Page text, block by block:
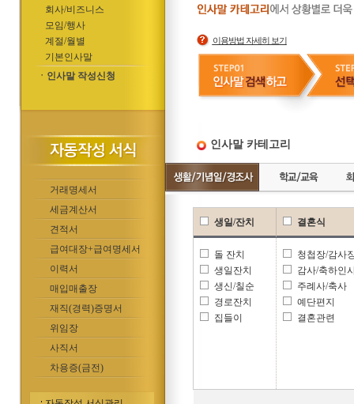
회사/비즈니스
모임/행사
계절/월별
기본인사말
ㆍ인사말 작성신청
거래명세서
세금계산서
견적서
급여대장+급여명세서
이력서
매입매출장
재직(경력)증명서
위임장
사직서
차용증(금전)
이용방법 자세히 보기
인사말 카테고리
생일/잔치
돌 잔치
생일잔치
생신/칠순
경로잔치
집들이
결혼식
청첩장/감사
감사/축하인
주례사/축사
예단편지
결혼관련